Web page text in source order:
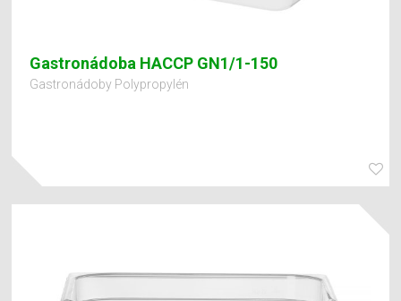
Gastronádoba HACCP GN1/1-150
Gastronádoby Polypropylén